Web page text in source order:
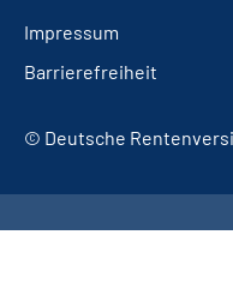
Impressum
Barrierefreiheit
© Deutsche